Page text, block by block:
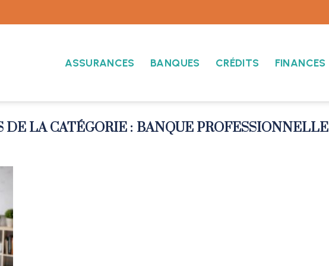
ASSURANCES BANQUES CRÉDITS FINANCES
BANQUE PROFESSIONNELLE